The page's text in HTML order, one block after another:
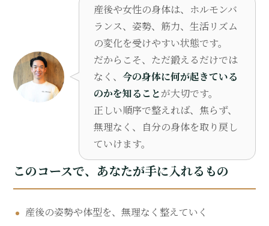
産後や女性の身体は、ホルモンバ
ランス、姿勢、筋力、生活リズム
の変化を受けやすい状態です。
だからこそ、ただ鍛えるだけでは
なく、今の身体に何が起きている
のかを知ることが大切です。
正しい順序で整えれば、焦らず、
無理なく、自分の身体を取り戻し
ていけます。
このコースで、あなたが手に入れるもの
産後の姿勢や体型を、無理なく整えていく